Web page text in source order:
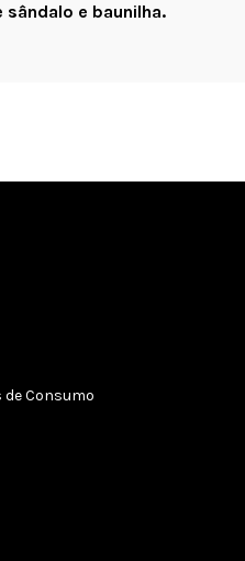
sândalo e baunilha.
Consumo